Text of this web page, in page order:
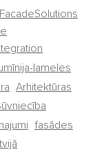
lameles
Arhitektūras
fasādes